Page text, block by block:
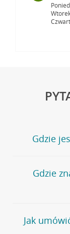
Gdzie
Jeśli szukasz
stronęPlacówki
wygodna
oddziałów
Gdzie
Bank Credit
telefonu do
Jak